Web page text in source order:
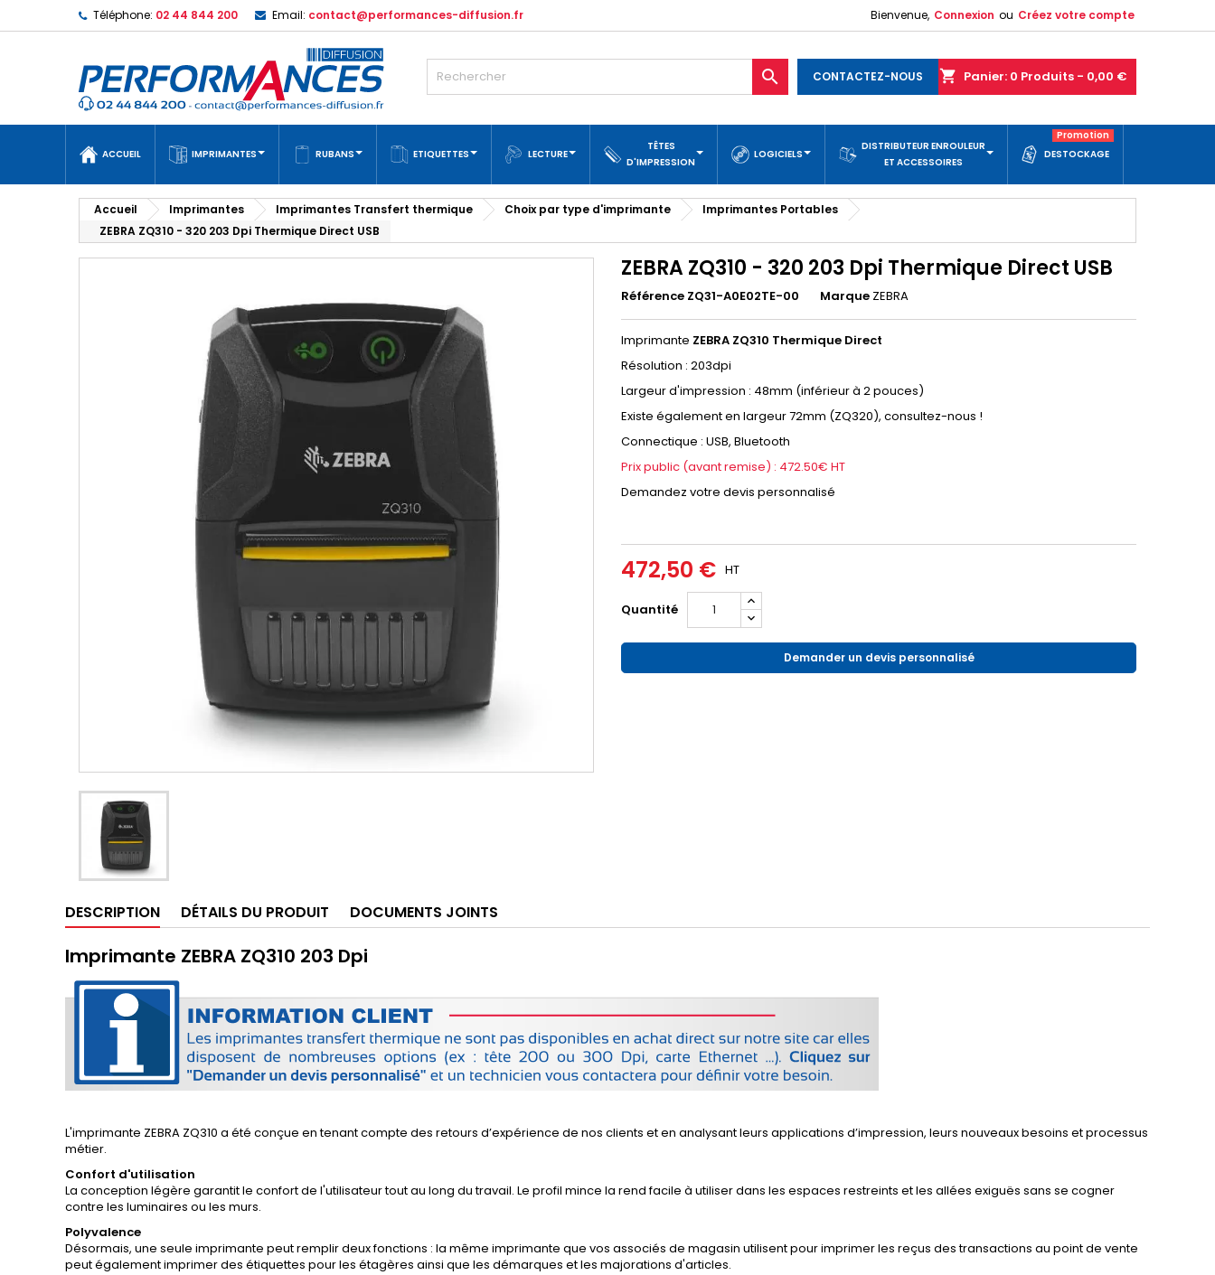
Téléphone: 02 44 844 200 Email: contact@performances-diffusion.fr Bienvenue, Connexion ou Créez votre compte
shopping_cart Panier: 0 Produits - 0,00 €
CONTACTEZ-NOUS

ACCUEIL IMPRIMANTES RUBANS ETIQUETTES LECTURE
TÊTES
D'IMPRESSION
LOGICIELS
DISTRIBUTEUR ENROULEUR
ET ACCESSOIRES
DESTOCKAGE
Promotion
Accueil Imprimantes Imprimantes Transfert thermique Choix par type d'imprimante
Imprimantes Portables
ZEBRA ZQ310 - 320 203 Dpi Thermique Direct USB
ZEBRA ZQ310 - 320 203 Dpi Thermique Direct USB
Référence ZQ31-A0E02TE-00 Marque ZEBRA
Imprimante ZEBRA ZQ310 Thermique Direct
Résolution : 203dpi
Largeur d'impression : 48mm (inférieur à 2 pouces)
Existe également en largeur 72mm (ZQ320), consultez-nous !
Connectique : USB, Bluetooth
Prix public (avant remise) : 472.50€ HT
Demandez votre devis personnalisé
472,50 € HT
Quantité
Demander un devis personnalisé
DESCRIPTION DÉTAILS DU PRODUIT DOCUMENTS JOINTS
Imprimante ZEBRA ZQ310 203 Dpi
L'imprimante ZEBRA ZQ310 a été conçue en tenant compte des retours d’expérience de nos clients et en analysant leurs applications d’impression, leurs nouveaux besoins et processus
métier.
Confort d'utilisation
La conception légère garantit le confort de l'utilisateur tout au long du travail. Le profil mince la rend facile à utiliser dans les espaces restreints et les allées exiguës sans se cogner
contre les luminaires ou les murs.
Polyvalence
Désormais, une seule imprimante peut remplir deux fonctions : la même imprimante que vos associés de magasin utilisent pour imprimer les reçus des transactions au point de vente
peut également imprimer des étiquettes pour les étagères ainsi que les démarques et les majorations d'articles.